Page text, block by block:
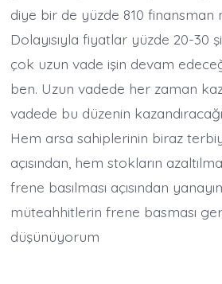
diye bir de yüzde 810 finansman
Dolayısıyla fiyatlar yüzde 20-30
çok uzun vade işin devam
ben. Uzun vadede her zaman
vadede bu düzenin
Hem arsa sahiplerinin biraz
açısından, hem stokların
frene basılması açısından
müteahhitlerin frene basması
düşünüyorum